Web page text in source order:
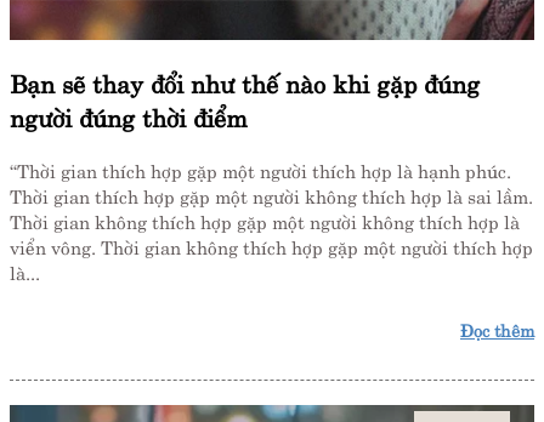
Bạn sẽ thay đổi như thế nào khi gặp đúng
người đúng thời điểm
“Thời gian thích hợp gặp một người thích hợp là hạnh phúc.
Thời gian thích hợp gặp một người không thích hợp là sai lầm.
Thời gian không thích hợp gặp một người không thích hợp là
viển vông. Thời gian không thích hợp gặp một người thích hợp
là...
Đọc thêm